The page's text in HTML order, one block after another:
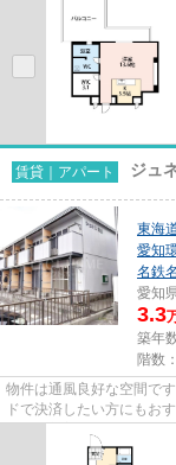
賃貸｜アパート ジュ
東海
愛知
名鉄
愛知
3.3
築年
階数
物件は通風良好な空間で
ドで決済したい方にもお